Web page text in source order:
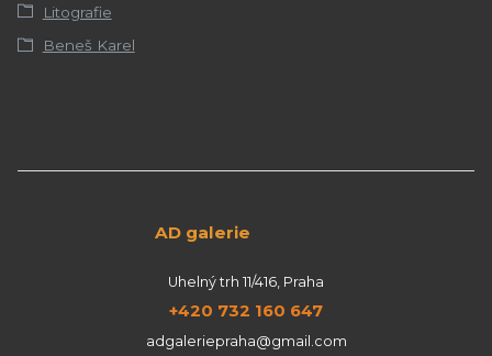
Litografie
Beneš Karel
AD galerie
Uhelný trh 11/416, Praha
+420 732 160 647
adgaleriepraha@gmail.com